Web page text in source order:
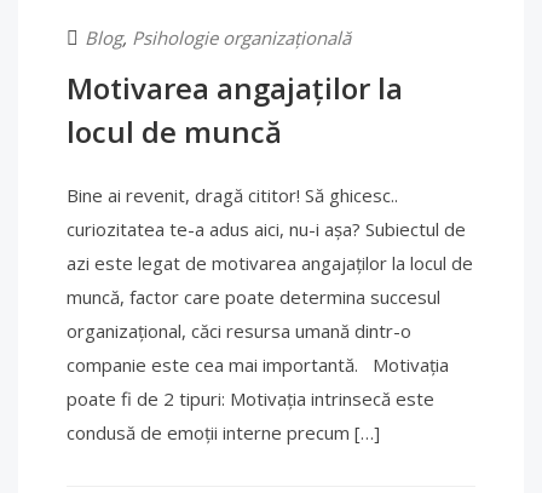
Blog, Psihologie organizațională
Motivarea angajaților la
locul de muncă
Bine ai revenit, dragă cititor! Să ghicesc..
curiozitatea te-a adus aici, nu-i așa? Subiectul de
azi este legat de motivarea angajaților la locul de
muncă, factor care poate determina succesul
organizațional, căci resursa umană dintr-o
companie este cea mai importantă. Motivația
poate fi de 2 tipuri: Motivația intrinsecă este
condusă de emoții interne precum […]